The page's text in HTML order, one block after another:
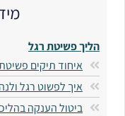
הליך פשיטת רגל
איחוד תיקים
איך לפשוט רגל
ביטול הענקה